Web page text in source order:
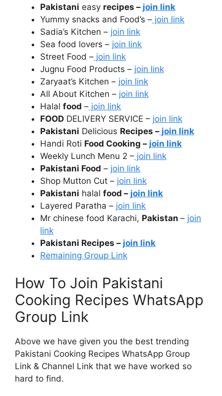
Pakistani easy recipes – join link
Yummy snacks and Food’s – join link
Sadia’s Kitchen – join link
Sea food lovers – join link
Street Food – join link
Jugnu Food Products – join link
Zaryaat’s Kitchen – join link
All About Kitchen – join link
Halal food – join link
FOOD DELIVERY SERVICE – join link
Pakistani Delicious Recipes – join link
Handi Roti Food Cooking – join link
Weekly Lunch Menu 2 – join link
Pakistani Food – join link
Shop Mutton Cut – join link
Pakistani halal food – join link
Layered Paratha – join link
Mr chinese food Karachi, Pakistan – join
link
Pakistani Recipes – join link
Remaining Group Link
How To Join Pakistani
Cooking Recipes WhatsApp
Group Link
Above we have given you the best trending
Pakistani Cooking Recipes WhatsApp Group
Link & Channel Link that we have worked so
hard to find.